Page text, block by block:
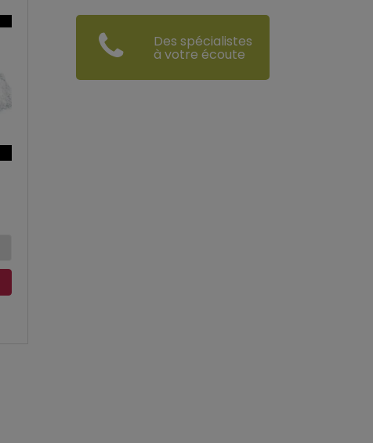
Des spécialistes
à votre écoute